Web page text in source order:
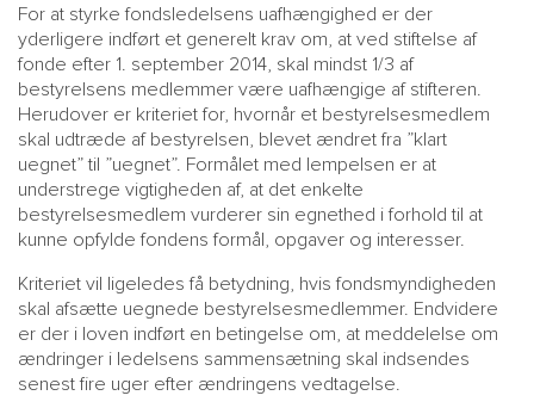
For at styrke fondsledelsens uafhængighed er der
yderligere indført et generelt krav om, at ved stiftelse af
fonde efter 1. september 2014, skal mindst 1/3 af
bestyrelsens medlemmer være uafhængige af stifteren.
Herudover er kriteriet for, hvornår et bestyrelsesmedlem
skal udtræde af bestyrelsen, blevet ændret fra ”klart
uegnet” til ”uegnet”. Formålet med lempelsen er at
understrege vigtigheden af, at det enkelte
bestyrelsesmedlem vurderer sin egnethed i forhold til at
kunne opfylde fondens formål, opgaver og interesser.
Kriteriet vil ligeledes få betydning, hvis fondsmyndigheden
skal afsætte uegnede bestyrelsesmedlemmer. Endvidere
er der i loven indført en betingelse om, at meddelelse om
ændringer i ledelsens sammensætning skal indsendes
senest fire uger efter ændringens vedtagelse.